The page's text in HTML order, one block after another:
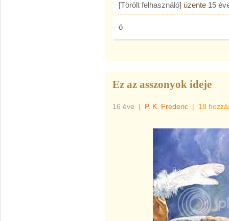
[Törölt felhasználó] üzente 15
ó
Ez az asszonyok ideje
16 éve | P. K. Frederic | 18